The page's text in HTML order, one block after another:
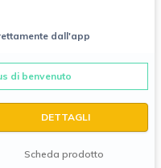
dall'app
di benvenuto
DETTAGLI
Scheda prodotto